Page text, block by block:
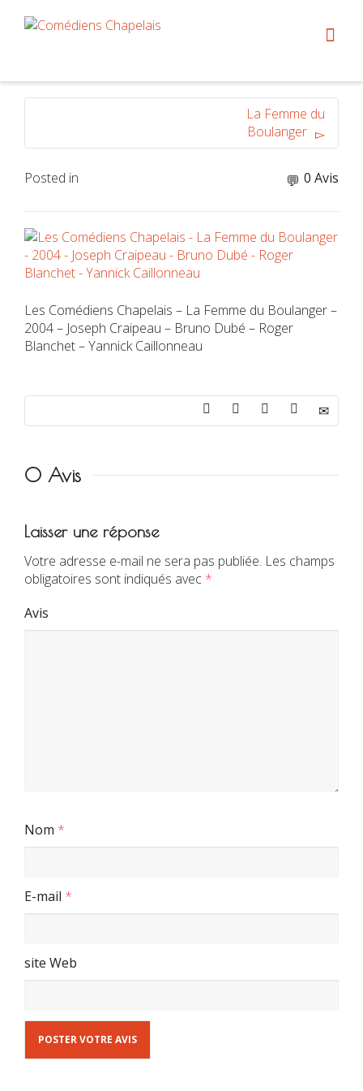
La Femme du
Boulanger
Posted in 0 Avis
Les Comédiens Chapelais – La Femme du Boulanger –
2004 – Joseph Craipeau – Bruno Dubé – Roger
Blanchet – Yannick Caillonneau
0 Avis
Laisser une réponse
Votre adresse e-mail ne sera pas publiée. Les champs
obligatoires sont indiqués avec *
Avis
Nom *
E-mail *
site Web